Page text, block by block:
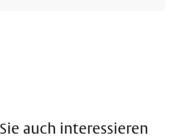
auch interessieren